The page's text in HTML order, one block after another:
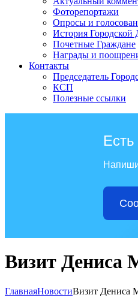
Фоторепортажи
Опросы и
История
Почетные Граждане
Награды и
Контакты
Председатель
КСП
Полезные ссылки
Визит Дениса
ГлавнаяНовостиВизит Дениса